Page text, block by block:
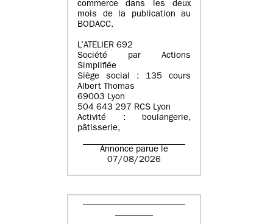
commerce dans les deux
mois de la publication au
BODACC.
L’ATELIER 692
Société par Actions
Simplifiée
Siège social : 135 cours
Albert Thomas
69003 Lyon
504 643 297 RCS Lyon
Activité : boulangerie,
pâtisserie,
Annonce parue le
07/08/2026